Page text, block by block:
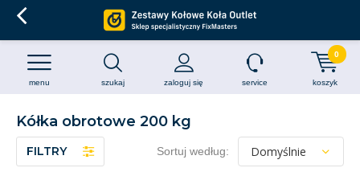
szukaj zaloguj się
menu service koszyk
0
Kółka obrotowe 200 kg
FILTRY Sortuj według: